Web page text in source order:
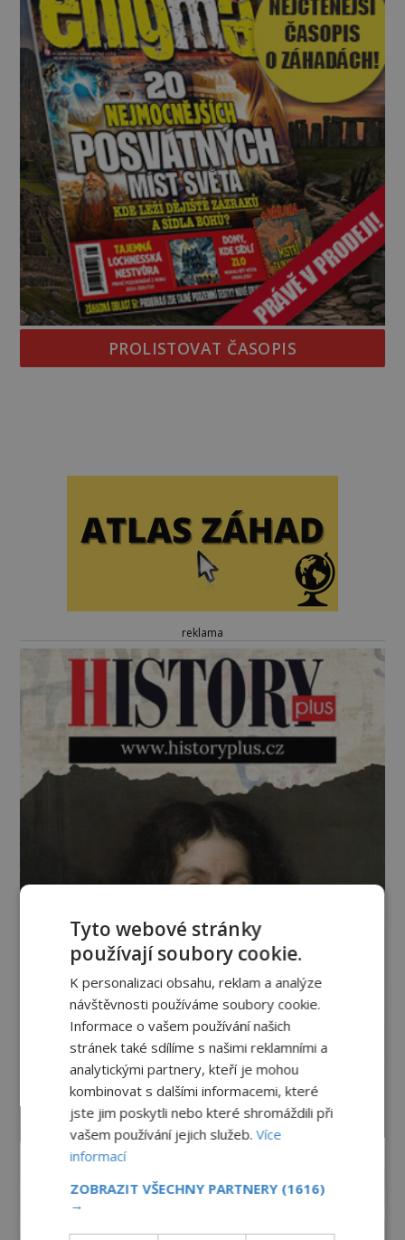
PROLISTOVAT ČASOPIS
reklama
Tyto webové stránky
používají soubory cookie.
K personalizaci obsahu, reklam a analýze
návštěvnosti používáme soubory cookie.
Informace o vašem používání našich
stránek také sdílíme s našimi reklamními a
analytickými partnery, kteří je mohou
kombinovat s dalšími informacemi, které
jste jim poskytli nebo které shromáždili při
vašem používání jejich služeb.Více
informací
ZOBRAZIT VŠECHNY PARTNERY (1616)
→